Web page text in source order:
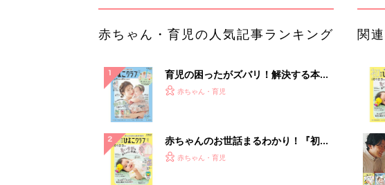
暑の夏旅 絶景とアクティビティが揃
う「ニセコ東...
PR（東急不動産）
ランキングをもっと見る